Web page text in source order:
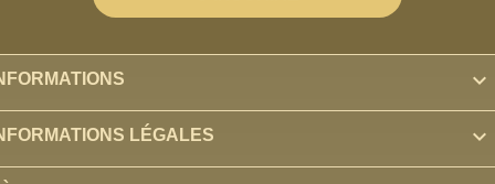

LÉGALES 